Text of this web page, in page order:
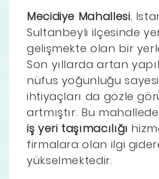
Mecidiye Mahallesi,
Sultanbeyli ilçesinde
gelişmekte olan bir
Son yıllarda artan
nüfus yoğunluğu
ihtiyaçları da gözle
artmıştır. Bu
iş yeri taşımacılığı
firmalara olan ilgi
yükselmektedir.